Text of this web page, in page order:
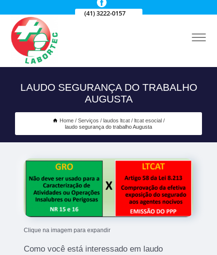
(41) 3222-0157
LAUDO SEGURANÇA DO TRABALHO
AUGUSTA
Home Serviços laudos ltcat
ltcat esocial
laudo segurança do trabalho Augusta
Clique na imagem para expandir
Como você está interessado em laudo